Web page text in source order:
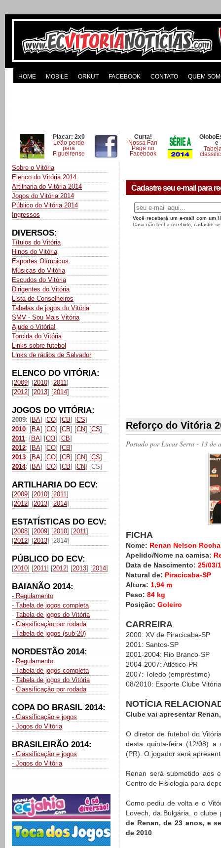
HOME MOBILE ORKUT FACEBOOK CONTATO QUEM
Placar: 2x0
Leão perde
para
Figueirense
Curta!
Nossa Fan
Page no
Facebook
e
Sobre o Vitória
Elenco do Vitória 2014
Artilharia do Vitória 2014
Jogos do Vitória 2014
Público do Vitória 2014
Ingressos
DIVERSOS:
Títulos do Vitória
Hinos do Vitória
Esportes Olímpicos
Músicas do Vitória
Escudos do Vitória
Dirigentes do Vitória
Lista de Conselheiros
Tabelas de jogos do Vitória
SMV - Sou Mais Vitória
Ajude o Vitória!
Torcida do Vitória
Links sobre futebol
Links de rádios de Salvador
ELENCO DO VITÓRIA:
[2009] [2010] [2011]
[2012] [2013] [2014]
JOGOS DO VITÓRIA:
2009: [BA] [CO] [CB] [CS]
2010: [BA] [CO] [CB] [CN] [CS]
2011: [BA] [CO] [CB]
2012: [BA] [CO] [CB]
2013: [BA] [CO] [CB] [CN] [CS]
2014: [BA] [CO] [CB] [CN] [CS]
ARTILHARIA DO ECV:
[2009] [2010] [2011]
[2012] [2013] [2014]
ESTATÍSTICAS DO ECV:
[2008] [2009] [2010] [2011]
[2012] [2013] [2014]
PÚBLICO DO ECV:
[2010] [2011] [2012] [2013] [2014]
BAIANÃO 2014:
- Regulamento
- Tabela de jogos completa
- Tabela de jogos do Vitória
- Classificação por rodada
- Tabela de jogos (sub-20)
NORDESTÃO 2014:
- Regulamento
- Tabela de jogos completa
- Tabela de jogos do Vitória
- Classificação por rodada
COPA DO BRASIL 2014:
- Classificação e jogos
- Jogos do Vitória
BRASILEIRÃO 2014:
- Classificação e jogos
- Jogos do Vitória
Cadastre seu e-mail para
Você receberá um e-mail com um
Caso não tenha recebido, cadastre-
Reforço do Vitória
Postado porLucas Serra - 13 de
FICHA
Nome: Renan Nelson Rocha
Apelido/Nome na camisa:
Data de Nascimento: 25/03/
Natural de: Piracicaba-SP
Altura: 1,94 m
Peso: 84 kg
Posição: Goleiro
CARREIRA
2000: XV de Piracicaba-SP
2001: Santos-SP
2001-2004: Rio Branco-SP
2004-2007: Atlético-PR
2007: Toledo (empréstimo)
08/2010: Esporte Clube
NOTÍCIA
Clube vai apresentar
O diretor de futebol do
desta quinta-feira (12/08) a
(PR). O jogador será
Renan será submetido aos
Centro de Fisiologia para
Como pediu de volta e o
Lovech, da Bulgária, o
de Renan, de 23 anos, e
de 2010.